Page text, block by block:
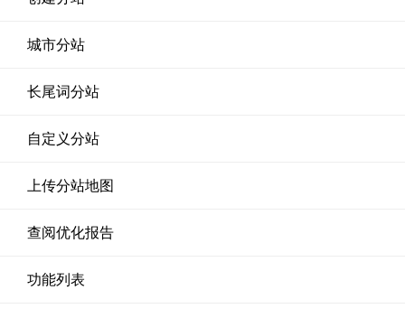
城市分站
长尾词分站
自定义分站
上传分站地图
查阅优化报告
功能列表